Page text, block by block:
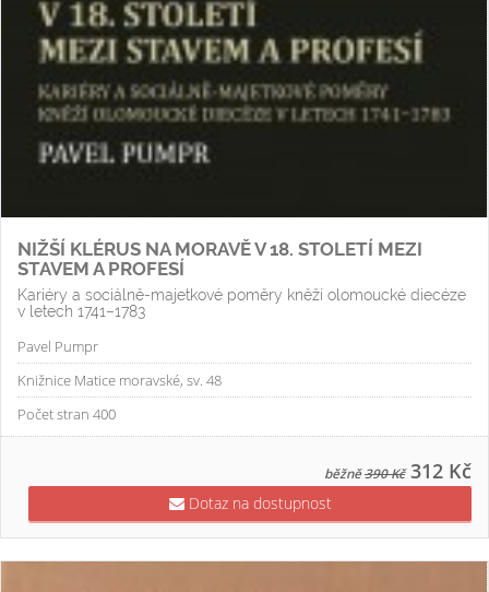
NIŽŠÍ KLÉRUS NA MORAVĚ V 18. STOLETÍ MEZI
STAVEM A PROFESÍ
Kariéry a sociálně-majetkové poměry kněží olomoucké diecéze
v letech 1741–1783
Pavel Pumpr
Knižnice Matice moravské, sv. 48
Počet stran 400
běžně390 Kč 312 Kč
Dotaz na dostupnost